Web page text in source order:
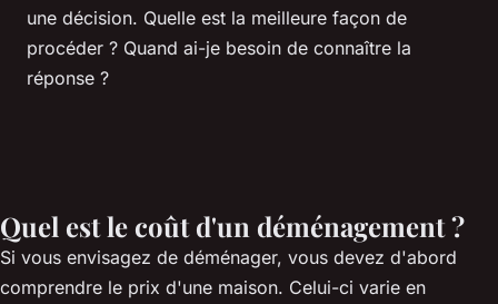
une décision. Quelle est la meilleure façon de
procéder ? Quand ai-je besoin de connaître la
réponse ?
Quel est le coût d'un déménagement ?
Si vous envisagez de déménager, vous devez d'abord
comprendre le prix d'une maison. Celui-ci varie en